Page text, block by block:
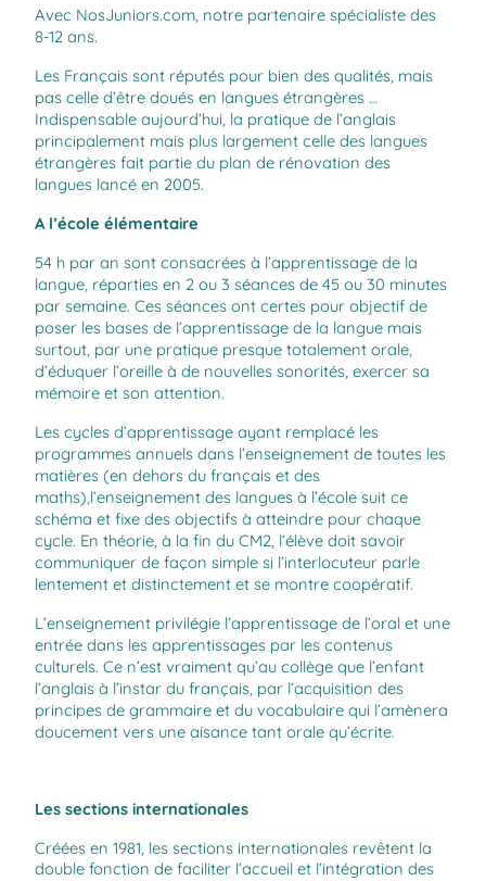
Avec NosJuniors.com, notre partenaire spécialiste des
8-12 ans.
Les Français sont réputés pour bien des qualités, mais
pas celle d’être doués en langues étrangères …
Indispensable aujourd’hui, la pratique de l’anglais
principalement mais plus largement celle des langues
étrangères fait partie du plan de rénovation des
langues lancé en 2005.
A l’école élémentaire
54 h par an sont consacrées à l’apprentissage de la
langue, réparties en 2 ou 3 séances de 45 ou 30 minutes
par semaine. Ces séances ont certes pour objectif de
poser les bases de l’apprentissage de la langue mais
surtout, par une pratique presque totalement orale,
d’éduquer l’oreille à de nouvelles sonorités, exercer sa
mémoire et son attention.
Les cycles d’apprentissage ayant remplacé les
programmes annuels dans l’enseignement de toutes les
matières (en dehors du français et des
maths),l’enseignement des langues à l’école suit ce
schéma et fixe des objectifs à atteindre pour chaque
cycle. En théorie, à la fin du CM2, l’élève doit savoir
communiquer de façon simple si l’interlocuteur parle
lentement et distinctement et se montre coopératif.
L’enseignement privilégie l’apprentissage de l’oral et une
entrée dans les apprentissages par les contenus
culturels. Ce n’est vraiment qu’au collège que l’enfant
l’anglais à l’instar du français, par l’acquisition des
principes de grammaire et du vocabulaire qui l’amènera
doucement vers une aisance tant orale qu’écrite.
Les sections internationales
Créées en 1981, les sections internationales revêtent la
double fonction de faciliter l’accueil et l’intégration des